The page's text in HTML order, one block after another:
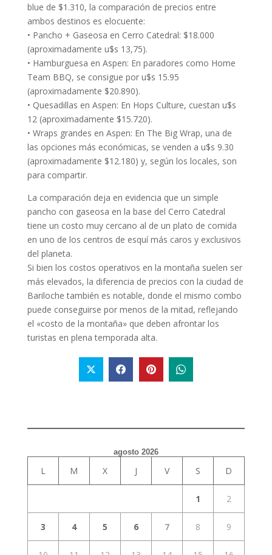
blue de $1.310, la comparación de precios entre
ambos destinos es elocuente:
• Pancho + Gaseosa en Cerro Catedral: $18.000
(aproximadamente u$s 13,75).
• Hamburguesa en Aspen: En paradores como Home
Team BBQ, se consigue por u$s 15.95
(aproximadamente $20.890).
• Quesadillas en Aspen: En Hops Culture, cuestan u$s
12 (aproximadamente $15.720).
• Wraps grandes en Aspen: En The Big Wrap, una de
las opciones más económicas, se venden a u$s 9.30
(aproximadamente $12.180) y, según los locales, son
para compartir.
La comparación deja en evidencia que un simple
pancho con gaseosa en la base del Cerro Catedral
tiene un costo muy cercano al de un plato de comida
en uno de los centros de esquí más caros y exclusivos
del planeta.
Si bien los costos operativos en la montaña suelen ser
más elevados, la diferencia de precios con la ciudad de
Bariloche también es notable, donde el mismo combo
puede conseguirse por menos de la mitad, reflejando
el «costo de la montaña» que deben afrontar los
turistas en plena temporada alta.
agosto 2026
L M X J V S D
1 2
3 4 5 6 7 8 9